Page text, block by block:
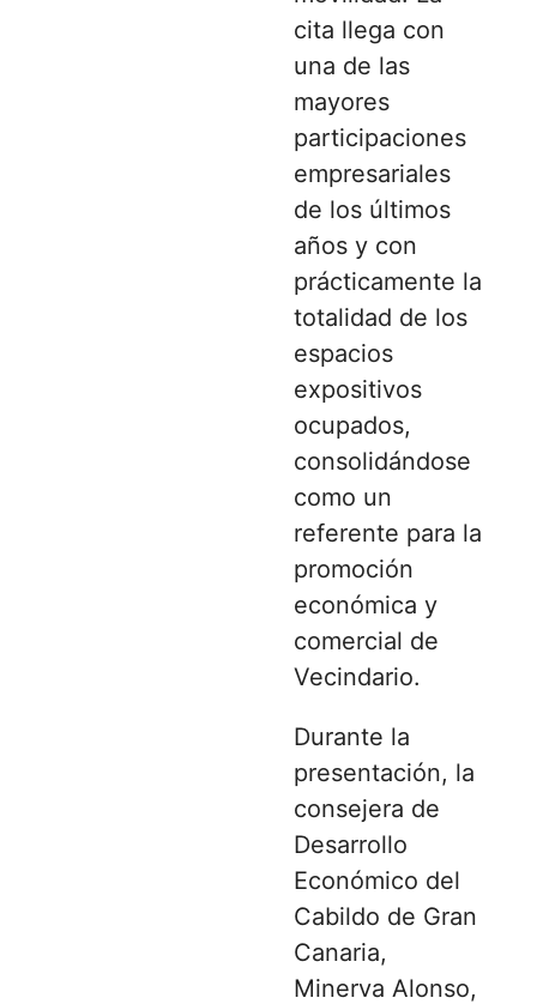
cita llega con
una de las
mayores
participaciones
empresariales
de los últimos
años y con
prácticamente la
totalidad de los
espacios
expositivos
ocupados,
consolidándose
como un
referente para la
promoción
económica y
comercial de
Vecindario.
Durante la
presentación, la
consejera de
Desarrollo
Económico del
Cabildo de Gran
Canaria,
Minerva Alonso,